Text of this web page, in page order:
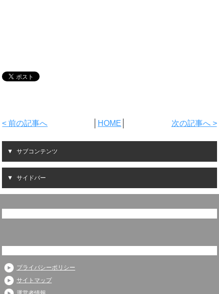
< 前の記事へ HOME 次の記事へ >
サブコンテンツ
サイドバー
プライバシーポリシー
サイトマップ